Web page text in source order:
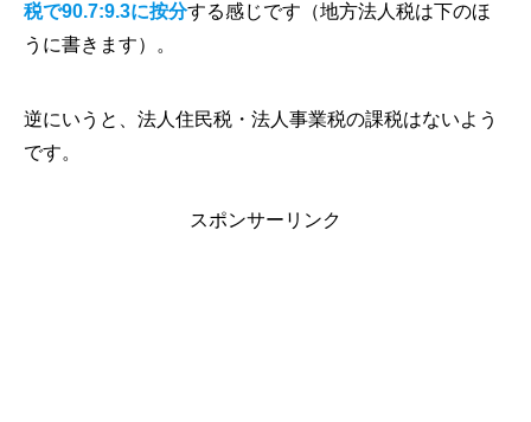
税で90.7:9.3に按分する感じです（地方法人税は下のほ
うに書きます）。
逆にいうと、法人住民税・法人事業税の課税はないよう
です。
スポンサーリンク